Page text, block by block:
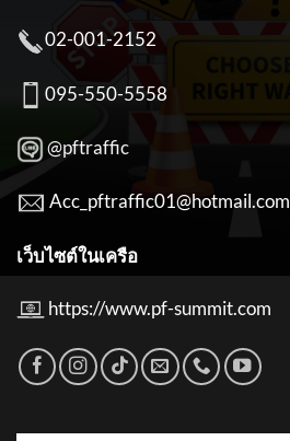
02-001-2152
095-550-5558
@pftraffic
Acc_pftraffic01@hotmail.com
เว็บไซต์ในเครือ
https://www.pf-summit.com